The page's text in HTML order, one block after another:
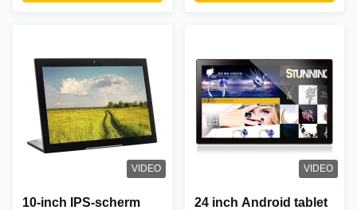
VIDEO
10-inch IPS-scherm
VIDEO
24 inch Android tablet